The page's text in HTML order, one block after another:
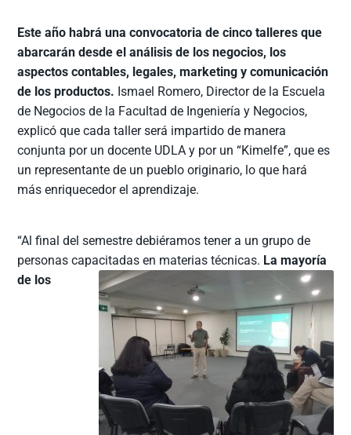
Este año habrá una convocatoria de cinco talleres que
abarcarán desde el análisis de los negocios, los
aspectos contables, legales, marketing y comunicación
de los productos. Ismael Romero, Director de la Escuela
de Negocios de la Facultad de Ingeniería y Negocios,
explicó que cada taller será impartido de manera
conjunta por un docente UDLA y por un “Kimelfe”, que es
un representante de un pueblo originario, lo que hará
más enriquecedor el aprendizaje.
“Al final del semestre debiéramos tener a un grupo de
personas capacitadas en materias técnicas. La mayoría
de los